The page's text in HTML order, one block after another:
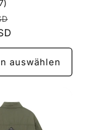
auswählen